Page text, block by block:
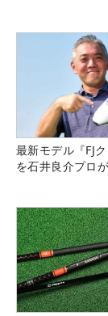
最新モデル『FJク
を石井良介プロ